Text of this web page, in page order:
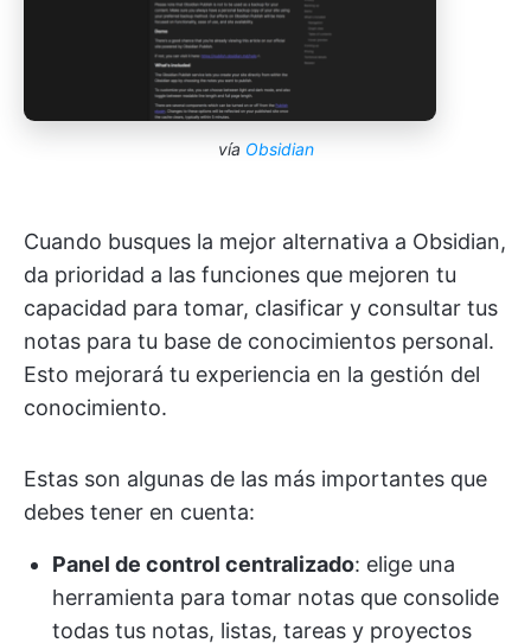
vía Obsidian
Cuando busques la mejor alternativa a Obsidian,
da prioridad a las funciones que mejoren tu
capacidad para tomar, clasificar y consultar tus
notas para tu base de conocimientos personal.
Esto mejorará tu experiencia en la gestión del
conocimiento.
Estas son algunas de las más importantes que
debes tener en cuenta:
Panel de control centralizado: elige una
herramienta para tomar notas que consolide
todas tus notas, listas, tareas y proyectos